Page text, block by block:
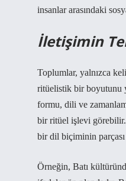
insanlar arasındaki
İletişimin
Toplumlar, yalnızca
ritüelistik bir boyutunu
formu, dili ve
bir ritüel işlevi
bir dil biçiminin parçası
Örneğin, Batı